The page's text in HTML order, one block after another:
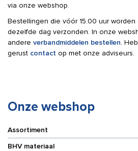
via onze webshop.
Bestellingen die vóór 15.00 uur
dezelfde dag verzonden. In onze
andere verbandmiddelen bestellen.
gerust contact op met onze adviseurs.
Onze webshop
Assortiment
BHV materiaal